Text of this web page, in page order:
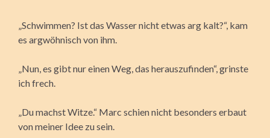
„Schwimmen? Ist das Wasser nicht etwas arg kalt?“, kam
es argwöhnisch von ihm.
„Nun, es gibt nur einen Weg, das herauszufinden“, grinste
ich frech.
„Du machst Witze.“ Marc schien nicht besonders erbaut
von meiner Idee zu sein.